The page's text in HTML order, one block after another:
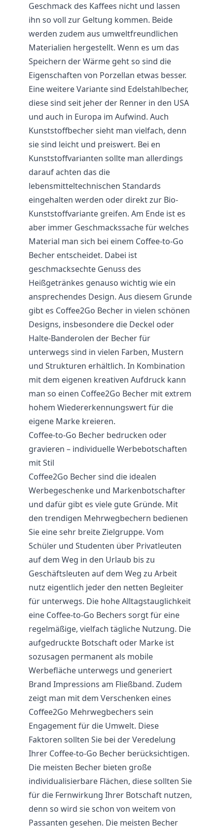
Geschmack des Kaffees nicht und lassen
ihn so voll zur Geltung kommen. Beide
werden zudem aus umweltfreundlichen
Materialien hergestellt. Wenn es um das
Speichern der Wärme geht so sind die
Eigenschaften von Porzellan etwas besser.
Eine weitere Variante sind Edelstahlbecher,
diese sind seit jeher der Renner in den USA
und auch in Europa im Aufwind. Auch
Kunststoffbecher sieht man vielfach, denn
sie sind leicht und preiswert. Bei en
Kunststoffvarianten sollte man allerdings
darauf achten das die
lebensmitteltechnischen Standards
eingehalten werden oder direkt zur Bio-
Kunststoffvariante greifen. Am Ende ist es
aber immer Geschmackssache für welches
Material man sich bei einem Coffee-to-Go
Becher entscheidet. Dabei ist
geschmacksechte Genuss des
Heißgetränkes genauso wichtig wie ein
ansprechendes Design. Aus diesem Grunde
gibt es Coffee2Go Becher in vielen schönen
Designs, insbesondere die Deckel oder
Halte-Banderolen der Becher für
unterwegs sind in vielen Farben, Mustern
und Strukturen erhältlich. In Kombination
mit dem eigenen kreativen Aufdruck kann
man so einen Coffee2Go Becher mit extrem
hohem Wiedererkennungswert für die
eigene Marke kreieren.
Coffee-to-Go Becher bedrucken oder
gravieren – individuelle Werbebotschaften
mit Stil
Coffee2Go Becher sind die idealen
Werbegeschenke und Markenbotschafter
und dafür gibt es viele gute Gründe. Mit
den trendigen Mehrwegbechern bedienen
Sie eine sehr breite Zielgruppe. Vom
Schüler und Studenten über Privatleuten
auf dem Weg in den Urlaub bis zu
Geschäftsleuten auf dem Weg zu Arbeit
nutz eigentlich jeder den netten Begleiter
für unterwegs. Die hohe Alltagstauglichkeit
eine Coffee-to-Go Bechers sorgt für eine
regelmäßige, vielfach tägliche Nutzung. Die
aufgedruckte Botschaft oder Marke ist
sozusagen permanent als mobile
Werbefläche unterwegs und generiert
Brand Impressions am Fließband. Zudem
zeigt man mit dem Verschenken eines
Coffee2Go Mehrwegbechers sein
Engagement für die Umwelt. Diese
Faktoren sollten Sie bei der Veredelung
Ihrer Coffee-to-Go Becher berücksichtigen.
Die meisten Becher bieten große
individualisierbare Flächen, diese sollten Sie
für die Fernwirkung Ihrer Botschaft nutzen,
denn so wird sie schon von weitem von
Passanten gesehen. Die meisten Becher